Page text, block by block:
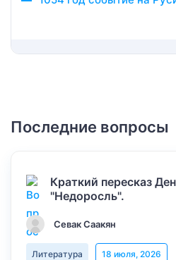
Последние вопросы
Краткий пересказ
"Недоросль".
Севак Саакян
Литература 18 июля, 2026